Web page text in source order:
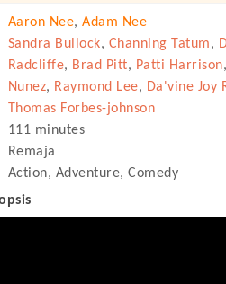
Aaron Nee, Adam Nee
Sandra Bullock, Channing Tatum,
Radcliffe, Brad Pitt, Patti Harrison,
Nunez, Raymond Lee, Da'vine Joy
Thomas Forbes-johnson
111 minutes
Remaja
Action, Adventure, Comedy